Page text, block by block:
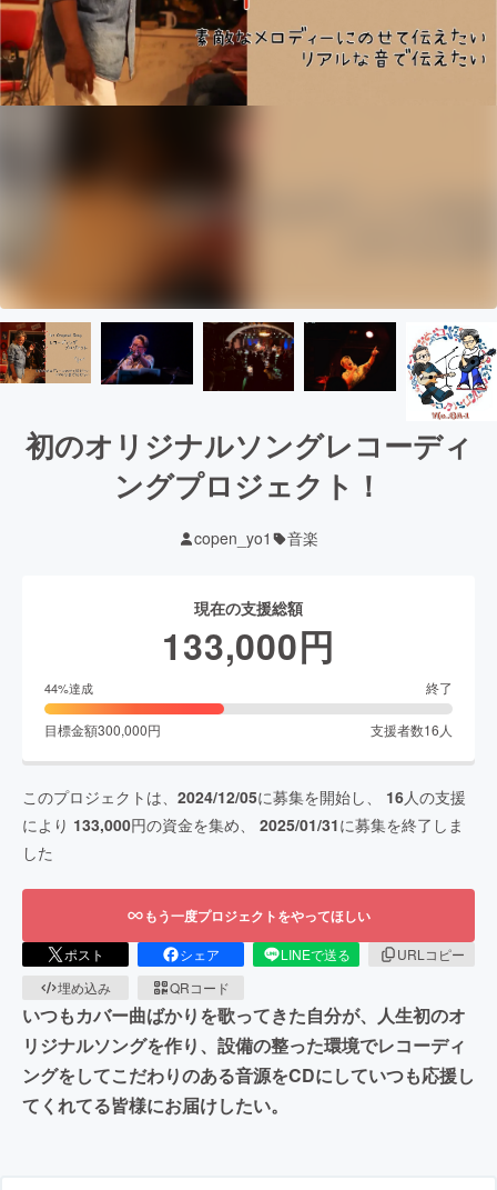
初のオリジナルソングレコーディ
ングプロジェクト！
copen_yo1 音楽
現在の支援総額
133,000円
44%達成 終了
目標金額300,000円 支援者数16 人
このプロジェクトは、 2024/12/05に募集を開始し、 16人の支援
により 133,000円の資金を集め、 2025/01/31に募集を終了しま
した
もう一度プロジェクトをやってほしい
ポスト シェア LINEで送る
URLコピー
埋め込み
QRコード
いつもカバー曲ばかりを歌ってきた自分が、人生初のオ
リジナルソングを作り、設備の整った環境でレコーディ
ングをしてこだわりのある音源をCDにしていつも応援し
てくれてる皆様にお届けしたい。